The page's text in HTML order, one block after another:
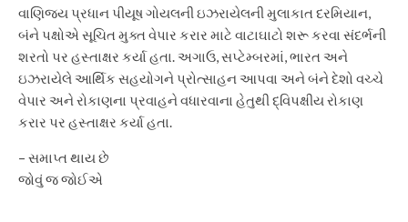
વાણિજ્ય પ્રધાન પીયૂષ ગોયલની ઇઝરાયેલની મુલાકાત દરમિયાન,
બંને પક્ષોએ સૂચિત મુક્ત વેપાર કરાર માટે વાટાઘાટો શરૂ કરવા સંદર્ભની
શરતો પર હસ્તાક્ષર કર્યા હતા. અગાઉ, સપ્ટેમ્બરમાં, ભારત અને
ઇઝરાયેલે આર્થિક સહયોગને પ્રોત્સાહન આપવા અને બંને દેશો વચ્ચે
વેપાર અને રોકાણના પ્રવાહને વધારવાના હેતુથી દ્વિપક્ષીય રોકાણ
કરાર પર હસ્તાક્ષર કર્યા હતા.
– સમાપ્ત થાય છે
જોવું જ જોઈએ